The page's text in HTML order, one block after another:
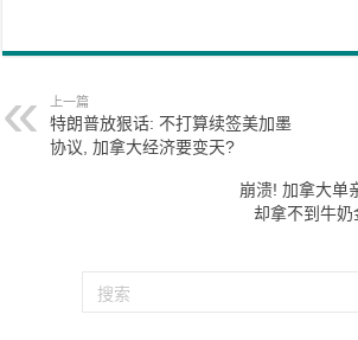
上一篇
特朗普放狠话: 不打算续签美加墨
协议, 加拿大经济要变天?
崩溃! 加拿大单
却拿不到牛